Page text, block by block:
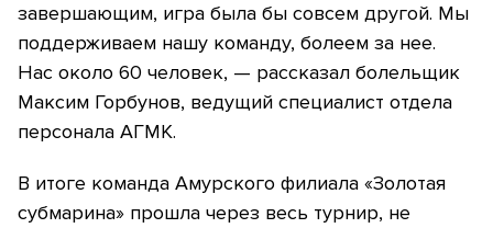
завершающим, игра была бы совсем другой. Мы
поддерживаем нашу команду, болеем за нее.
Нас около 60 человек, — рассказал болельщик
Максим Горбунов, ведущий специалист отдела
персонала АГМК.
В итоге команда Амурского филиала «Золотая
субмарина» прошла через весь турнир, не